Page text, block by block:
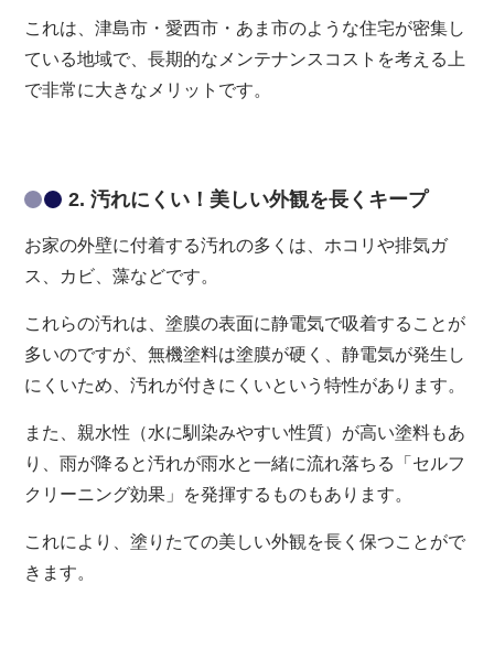
これは、津島市・愛西市・あま市のような住宅が密集し
ている地域で、長期的なメンテナンスコストを考える上
で非常に大きなメリットです。
2. 汚れにくい！美しい外観を長くキープ
お家の外壁に付着する汚れの多くは、ホコリや排気ガ
ス、カビ、藻などです。
これらの汚れは、塗膜の表面に静電気で吸着することが
多いのですが、無機塗料は塗膜が硬く、静電気が発生し
にくいため、汚れが付きにくいという特性があります。
また、親水性（水に馴染みやすい性質）が高い塗料もあ
り、雨が降ると汚れが雨水と一緒に流れ落ちる「セルフ
クリーニング効果」を発揮するものもあります。
これにより、塗りたての美しい外観を長く保つことがで
きます。